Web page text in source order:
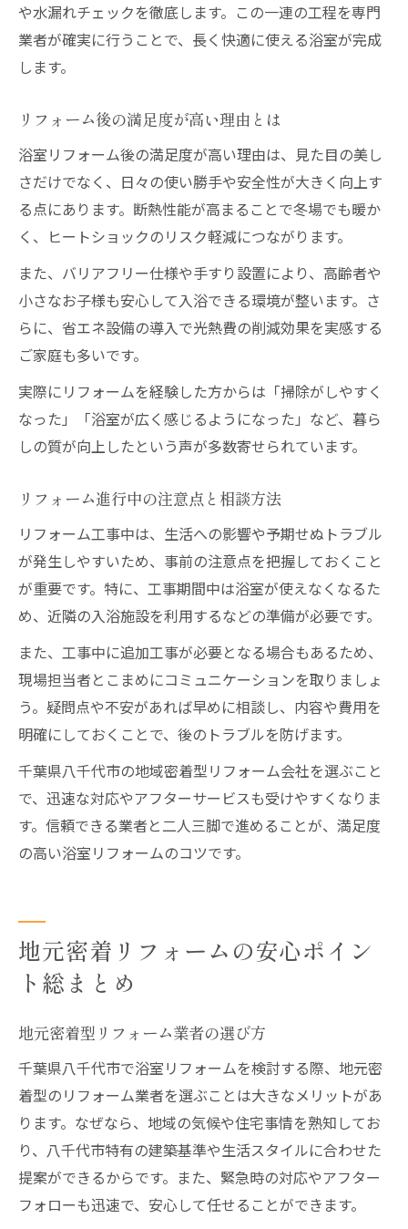
や水漏れチェックを徹底します。この一連の工程を専門
業者が確実に行うことで、長く快適に使える浴室が完成
します。
リフォーム後の満足度が高い理由とは
浴室リフォーム後の満足度が高い理由は、見た目の美し
さだけでなく、日々の使い勝手や安全性が大きく向上す
る点にあります。断熱性能が高まることで冬場でも暖か
く、ヒートショックのリスク軽減につながります。
また、バリアフリー仕様や手すり設置により、高齢者や
小さなお子様も安心して入浴できる環境が整います。さ
らに、省エネ設備の導入で光熱費の削減効果を実感する
ご家庭も多いです。
実際にリフォームを経験した方からは「掃除がしやすく
なった」「浴室が広く感じるようになった」など、暮ら
しの質が向上したという声が多数寄せられています。
リフォーム進行中の注意点と相談方法
リフォーム工事中は、生活への影響や予期せぬトラブル
が発生しやすいため、事前の注意点を把握しておくこと
が重要です。特に、工事期間中は浴室が使えなくなるた
め、近隣の入浴施設を利用するなどの準備が必要です。
また、工事中に追加工事が必要となる場合もあるため、
現場担当者とこまめにコミュニケーションを取りましょ
う。疑問点や不安があれば早めに相談し、内容や費用を
明確にしておくことで、後のトラブルを防げます。
千葉県八千代市の地域密着型リフォーム会社を選ぶこと
で、迅速な対応やアフターサービスも受けやすくなりま
す。信頼できる業者と二人三脚で進めることが、満足度
の高い浴室リフォームのコツです。
地元密着リフォームの安心ポイン
ト総まとめ
地元密着型リフォーム業者の選び方
千葉県八千代市で浴室リフォームを検討する際、地元密
着型のリフォーム業者を選ぶことは大きなメリットがあ
ります。なぜなら、地域の気候や住宅事情を熟知してお
り、八千代市特有の建築基準や生活スタイルに合わせた
提案ができるからです。また、緊急時の対応やアフター
フォローも迅速で、安心して任せることができます。